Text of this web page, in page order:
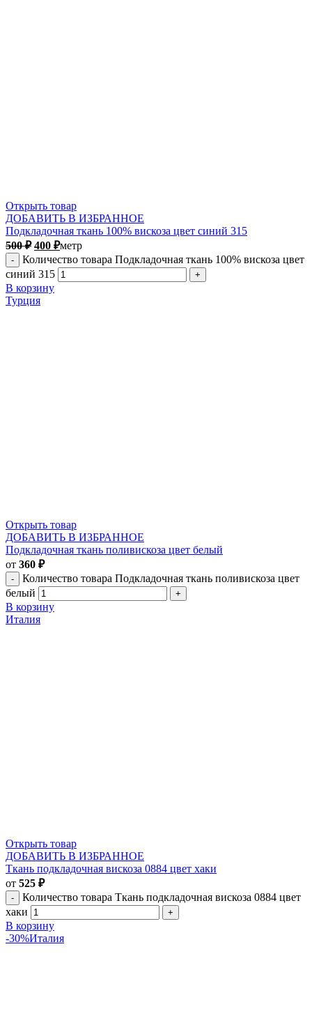
Открыть товар
ДОБАВИТЬ В ИЗБРАННОЕ
Подкладочная ткань 100% вискоза цвет синий 315
500₽ 400 ₽метр
Количество товара Подкладочная ткань 100% вискоза цвет
синий 315
В корзину
Турция
Открыть товар
ДОБАВИТЬ В ИЗБРАННОЕ
Подкладочная ткань поливискоза цвет белый
от 360 ₽
Количество товара Подкладочная ткань поливискоза цвет
белый
В корзину
Италия
Открыть товар
ДОБАВИТЬ В ИЗБРАННОЕ
Ткань подкладочная вискоза 0884 цвет хаки
от 525 ₽
Количество товара Ткань подкладочная вискоза 0884 цвет
хаки
В корзину
-30%Италия